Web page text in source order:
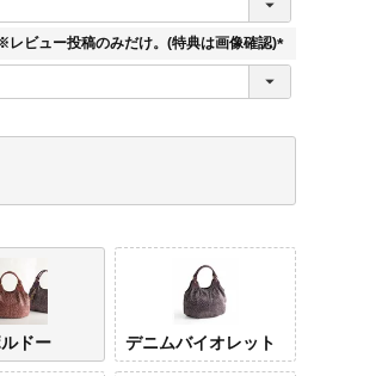
須
ビュー投稿のみだけ。(特典は画像確認)
(
)
ドー デニムバイオレット